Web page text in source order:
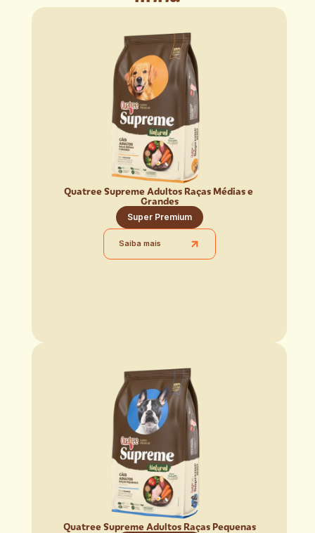
Quatree Supreme Adultos Raças Médias e
Grandes
Super Premium
Saiba mais
Quatree Supreme Adultos Raças Pequenas